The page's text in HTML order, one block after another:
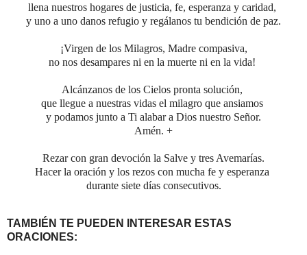
llena nuestros hogares de justicia, fe, esperanza y caridad,
y uno a uno danos refugio y regálanos tu bendición de paz.
¡Virgen de los Milagros, Madre compasiva,
no nos desampares ni en la muerte ni en la vida!
Alcánzanos de los Cielos pronta solución,
que llegue a nuestras vidas el milagro que ansiamos
y podamos junto a Ti alabar a Dios nuestro Señor.
Amén. +
Rezar con gran devoción la Salve y tres Avemarías.
Hacer la oración y los rezos con mucha fe y esperanza
durante siete días consecutivos.
TAMBIÉN TE PUEDEN INTERESAR ESTAS
ORACIONES: